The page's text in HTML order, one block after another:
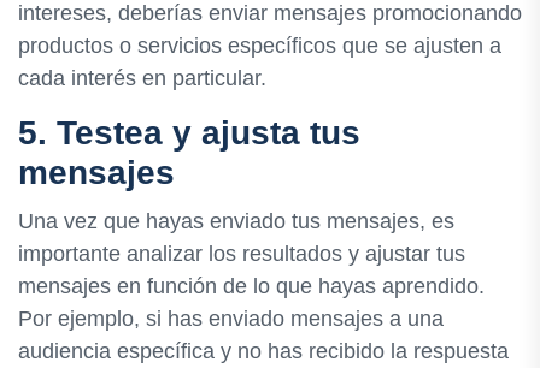
intereses, deberías enviar mensajes promocionando
productos o servicios específicos que se ajusten a
cada interés en particular.
5. Testea y ajusta tus
mensajes
Una vez que hayas enviado tus mensajes, es
importante analizar los resultados y ajustar tus
mensajes en función de lo que hayas aprendido.
Por ejemplo, si has enviado mensajes a una
audiencia específica y no has recibido la respuesta